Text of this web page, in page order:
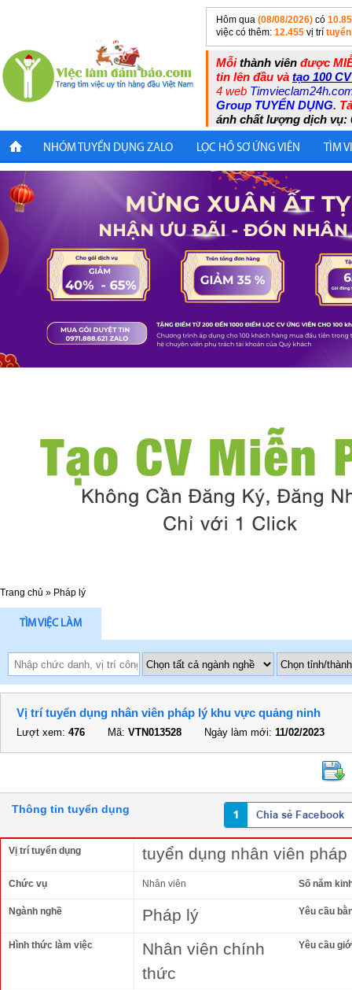
Hôm qua (08/08/2026) có
việc có thêm: 12.455 vị trí
Mỗithành viên được
tin lên đầu và tạo 100
4 web
Group TUYỂN DỤNG.
ánh chất lượng dịch vụ:
NHÓM TUYỂN DỤNG ZALO LỌC HỒ SƠ ỨNG VIÊN TÌM
Trang chủ » Pháp lý
TÌM VIỆC LÀM
Vị trí tuyển dụng nhân viên pháp lý khu vực quảng ninh
Lượt xem: 476 Mã: VTN013528 Ngày làm mới: 11/02/2023
Thông tin tuyển dụng
Vị trí tuyển dụng tuyển dụng nhân viên
Chức vụ Nhân viên Số năm
Ngành nghề Pháp lý Yêu cầu
Hình thức làm việc
Nhân viên chính
thức
Yêu cầu